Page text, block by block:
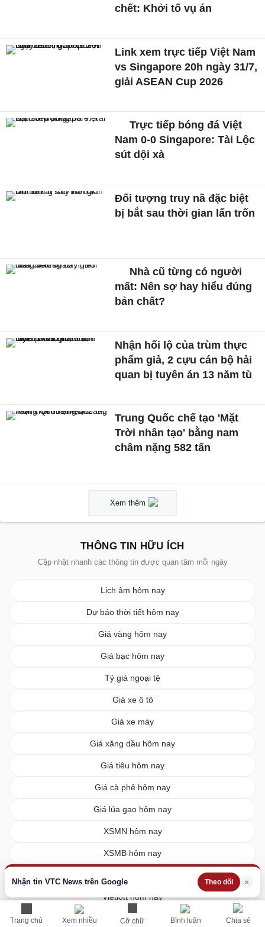
Trang chủ Xem nhiều Cỡ chữ Bình luận Chia sẻ
Nhận tin VTC News trên Google Theo dõi ×
chết: Khởi tố vụ án
Link xem trực tiếp Việt Nam
vs Singapore 20h ngày 31/7,
giải ASEAN Cup 2026
Trực tiếp bóng đá Việt
Nam 0-0 Singapore: Tài Lộc
sút dội xà
Đối tượng truy nã đặc biệt
bị bắt sau thời gian lẩn trốn
Nhà cũ từng có người
mất: Nên sợ hay hiểu đúng
bản chất?
Nhận hối lộ của trùm thực
phẩm giả, 2 cựu cán bộ hải
quan bị tuyên án 13 năm tù
Trung Quốc chế tạo 'Mặt
Trời nhân tạo' bằng nam
châm nặng 582 tấn
Xem thêm
THÔNG TIN HỮU ÍCH
Cập nhật nhanh các thông tin được quan tâm mỗi ngày
Lịch âm hôm nay
Dự báo thời tiết hôm nay
Giá vàng hôm nay
Giá bạc hôm nay
Tỷ giá ngoại tệ
Giá xe ô tô
Giá xe máy
Giá xăng dầu hôm nay
Giá tiêu hôm nay
Giá cà phê hôm nay
Giá lúa gạo hôm nay
XSMN hôm nay
XSMB hôm nay
Vietlott hôm nay